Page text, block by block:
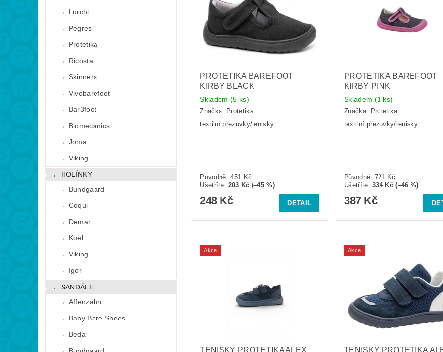
Lurchi
Pegres
Protetika
Ricosta
Skinners
Vivobarefoot
Bar3foot
Biomecanics
Joma
Viking
HOLÍNKY
Bundgaard
Coqui
Demar
Koel
Viking
Igor
SANDÁLE
Affenzahn
Baby Bare Shoes
Beda
PROTETIKA BAREFOOT
KIRBY BLACK
Skladem (5 ks)
Značka: Protetika
textilní přezuvky/tenisky
Původně:451 Kč
Ušetříte: 203 Kč (–45 %)
248 Kč DETAIL
PROTETIKA BAREFOOT
KIRBY PINK
Skladem (1 ks)
Značka: Protetika
textilní přezuvky/tenisky
Původně: 721 Kč
Ušetříte:334 Kč (–46 %)
387 Kč
Akce
TENISKY PROTETIKA ALEX
Akce
TENISKY PROTETIKA